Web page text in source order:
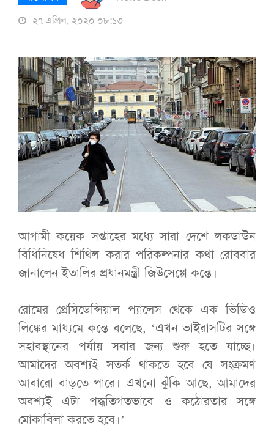
২৭ এপ্রিল, ২০২০ ০৮:১৩
আগামী কয়েক সপ্তাহের মধ্যে সারা দেশে লকডাউন
বিধিনিষেধ শিথিল করার পরিকল্পনার কথা রোববার
জানালেন ইতালির প্রধানমন্ত্রী জিউসেপ্পে কন্তে।
রোমের প্রেসিডেন্সিয়াল প্যালেস থেকে এক ভিডিও
লিঙ্কের মাধ্যমে কন্তে বলেছে, ‘এখন ভাইরাসটির সঙ্গে
সহাবস্থানের পর্যায় সবার জন্য শুরু হতে যাচ্ছে।
আমাদের অবশ্যই সতর্ক থাকতে হবে যে সংক্রমণ
আবারো বাড়তে পারে। এখনো ঝুঁকি আছে, আমাদের
অবশ্যই এটা পদ্ধতিগতভাবে ও কঠোরতার সঙ্গে
মোকাবিলা করতে হবে।’